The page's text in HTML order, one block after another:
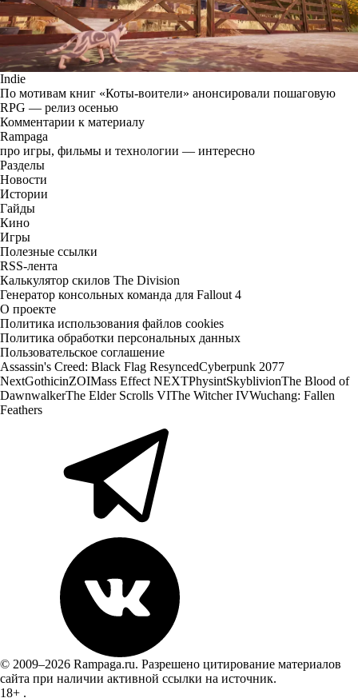
Indie
По мотивам книг «Коты-воители» анонсировали пошаговую
RPG — релиз осенью
Комментарии к материалу
Rampaga
про игры, фильмы и технологии — интересно
Разделы
Новости
Истории
Гайды
Кино
Игры
Полезные ссылки
RSS-лента
Калькулятор скилов The Division
Генератор консольных команда для Fallout 4
О проекте
Политика использования файлов cookies
Политика обработки персональных данных
Пользовательское соглашение
Assassin's Creed: Black Flag ResyncedCyberpunk 2077
NextGothicinZOIMass Effect NEXTPhysintSkyblivionThe Blood of
DawnwalkerThe Elder Scrolls VIThe Witcher IVWuchang: Fallen
Feathers
© 2009–2026 Rampaga.ru. Разрешено цитирование материалов
сайта при наличии активной ссылки на источник.
18+ .